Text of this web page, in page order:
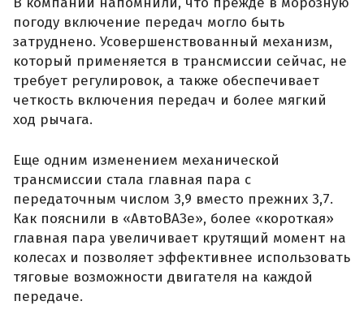
погоду включение передач могло быть
затруднено. Усовершенствованный механизм,
который применяется в трансмиссии сейчас, не
требует регулировок, а также обеспечивает
четкость включения передач и более мягкий
ход рычага.
Еще одним изменением механической
трансмиссии стала главная пара с
передаточным числом 3,9 вместо прежних 3,7.
Как пояснили в «АвтоВАЗе», более «короткая»
главная пара увеличивает крутящий момент на
колесах и позволяет эффективнее использовать
тяговые возможности двигателя на каждой
передаче.